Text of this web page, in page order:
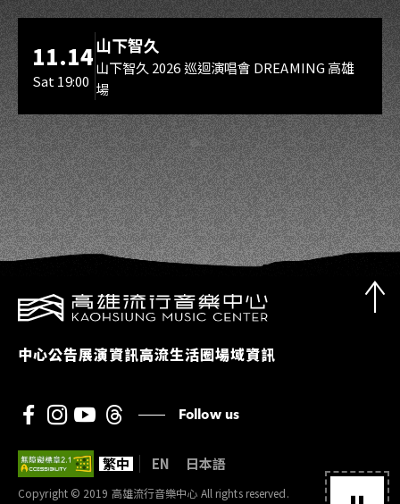
11.14
Sat 19:00
山下智久
山下智久 2026 巡迴演唱會 DREAMING 高雄
場
中心公告展演資訊高流生活圈場域資訊
Follow us
Copyright © 2019 高雄流行音樂中心 All rights reserved.
繁中 EN 日本語